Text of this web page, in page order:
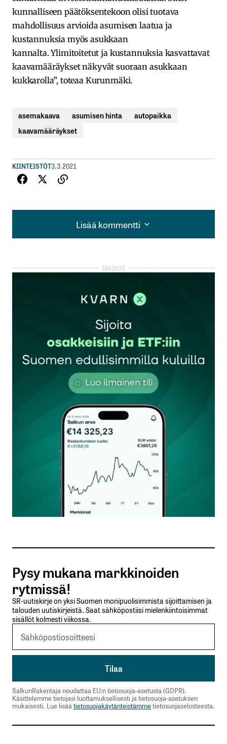
kunnalliseen päätöksentekoon olisi tuotava
mahdollisuus arvioida asumisen laatua ja
kustannuksia myös asukkaan
kannalta. Ylimitoitetut ja kustannuksia kasvattavat
kaavamääräykset näkyvät suoraan asukkaan
kukkarolla”, toteaa Kurunmäki.
asemakaava asumisen hinta
autopaikka
kaavamääräykset
KIINTEISTÖT3.3.2021
Lisää kommentti
Lisää kommentti
kirjautua
rekisteröityä
Sähköpostiosoitettasi ei julkaista.Pakolliset
kentät on merkitty*
Kommentti*
Nimesi tai nimimerkkisi
Sähköpostiosoitteesi
Tilaa SalkunRakentajan uutiskirje
Lähetä kommentti
Pysy mukana markkinoiden
rytmissä!
SR-uutiskirje on yksi Suomen monipuolisimmista sijoittamisen ja
talouden uutiskirjeistä. Saat sähköpostiisi mielenkiintoisimmat
sisällöt kolmesti viikossa.
SalkunRakentaja noudattaa EU:n tietosuoja-asetusta (GDPR).
Käsittelemme tietojasi luottamuksellisesti ja tietosuoja-asetuksen
mukaisesti. Lue lisäätietosuojakäytänteistämmetietosuojaselosteesta.